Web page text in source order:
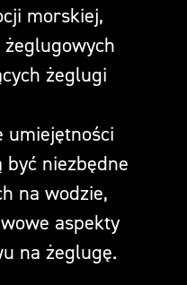
morskiej,
żeglugi
umiejętności
niezbędne
na wodzie,
aspekty
na żeglugę.